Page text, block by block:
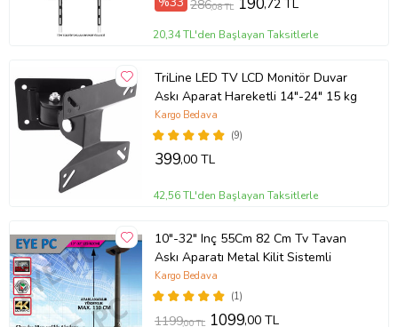
286,08 TL ,72 TL
20,34 TL'den Başlayan Taksitlerle
TriLine LED TV LCD Monitör Duvar
Askı Aparat Hareketli 14"-24" 15 kg
(9)
Kargo Bedava
399,00 TL
42,56 TL'den Başlayan Taksitlerle
10"-32" Inç 55Cm 82 Cm Tv Tavan
Askı Aparatı Metal Kilit Sistemli
(1)
Kargo Bedava
1199,00 TL 1099,00 TL